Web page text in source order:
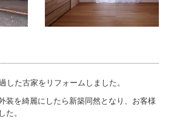
した古家をリフォームしました。
装を綺麗にしたら新築同然となり、 お客様
た。